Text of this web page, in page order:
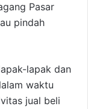
Pasar
pindah
lapak dan
waktu
jual beli